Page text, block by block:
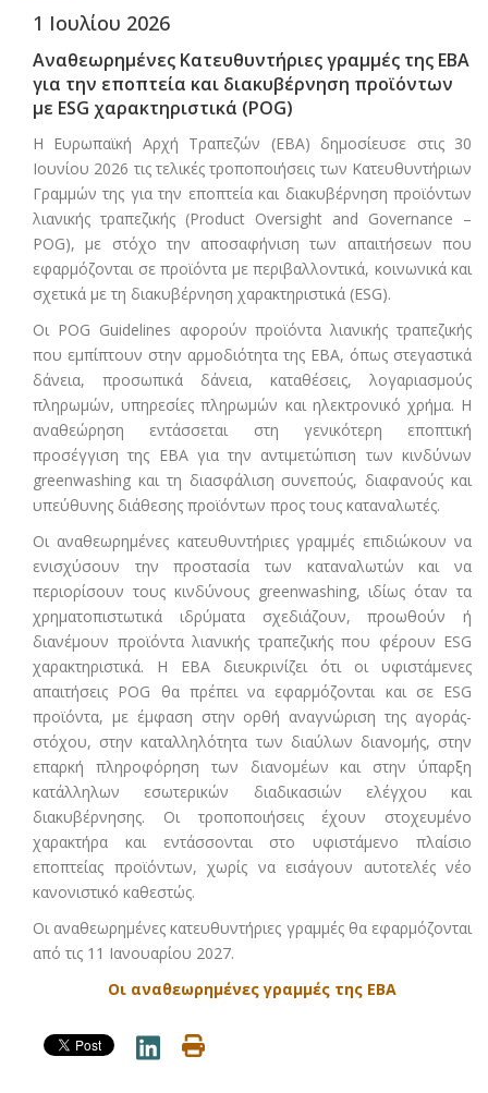
1 Ιουλίου 2026
Αναθεωρημένες Κατευθυντήριες γραμμές της EBA
για την εποπτεία και διακυβέρνηση προϊόντων
με ESG χαρακτηριστικά (POG)
Η Ευρωπαϊκή Αρχή Τραπεζών (EBA) δημοσίευσε στις 30
Ιουνίου 2026 τις τελικές τροποποιήσεις των Κατευθυντήριων
Γραμμών της για την εποπτεία και διακυβέρνηση προϊόντων
λιανικής τραπεζικής (Product Oversight and Governance –
POG), με στόχο την αποσαφήνιση των απαιτήσεων που
εφαρμόζονται σε προϊόντα με περιβαλλοντικά, κοινωνικά και
σχετικά με τη διακυβέρνηση χαρακτηριστικά (ESG).
Οι POG Guidelines αφορούν προϊόντα λιανικής τραπεζικής
που εμπίπτουν στην αρμοδιότητα της EBA, όπως στεγαστικά
δάνεια, προσωπικά δάνεια, καταθέσεις, λογαριασμούς
πληρωμών, υπηρεσίες πληρωμών και ηλεκτρονικό χρήμα. Η
αναθεώρηση εντάσσεται στη γενικότερη εποπτική
προσέγγιση της EBA για την αντιμετώπιση των κινδύνων
greenwashing και τη διασφάλιση συνεπούς, διαφανούς και
υπεύθυνης διάθεσης προϊόντων προς τους καταναλωτές.
Οι αναθεωρημένες κατευθυντήριες γραμμές επιδιώκουν να
ενισχύσουν την προστασία των καταναλωτών και να
περιορίσουν τους κινδύνους greenwashing, ιδίως όταν τα
χρηματοπιστωτικά ιδρύματα σχεδιάζουν, προωθούν ή
διανέμουν προϊόντα λιανικής τραπεζικής που φέρουν ESG
χαρακτηριστικά. Η EBA διευκρινίζει ότι οι υφιστάμενες
απαιτήσεις POG θα πρέπει να εφαρμόζονται και σε ESG
προϊόντα, με έμφαση στην ορθή αναγνώριση της αγοράς-
στόχου, στην καταλληλότητα των διαύλων διανομής, στην
επαρκή πληροφόρηση των διανομέων και στην ύπαρξη
κατάλληλων εσωτερικών διαδικασιών ελέγχου και
διακυβέρνησης. Οι τροποποιήσεις έχουν στοχευμένο
χαρακτήρα και εντάσσονται στο υφιστάμενο πλαίσιο
εποπτείας προϊόντων, χωρίς να εισάγουν αυτοτελές νέο
κανονιστικό καθεστώς.
Οι αναθεωρημένες κατευθυντήριες γραμμές θα εφαρμόζονται
από τις 11 Ιανουαρίου 2027.
Οι αναθεωρημένες γραμμές της EBA